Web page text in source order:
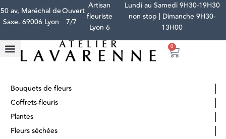
50 av, Maréchal de
Saxe. 69006 Lyon
Ouvert
7/7
Artisan
fleuriste
Lyon 6
Lundi au Samedi 9H30-19H30
non stop | Dimanche 9H30-
13H00
0
Bouquets de fleurs
Coffrets-fleuris
Plantes
Fleurs séchées